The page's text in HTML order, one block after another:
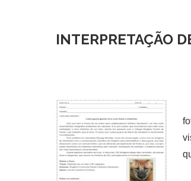
INTERPRETAÇÃO